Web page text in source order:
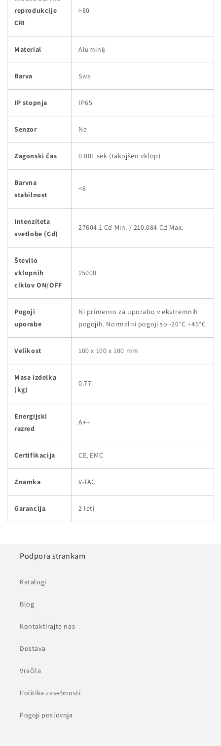
reprodukcije
CRI
>80
Material Aluminij
Barva Siva
IP stopnja IP65
Senzor Ne
Zagonski čas 0.001 sek (takojšen vklop)
Barvna
stabilnost
<6
Intenziteta
svetlobe (Cd)
27604.1 Cd Min. / 210.084 Cd Max.
Število
vklopnih
ciklov ON/OFF
15000
Pogoji
uporabe
Ni primerno za uporabo v ekstremnih
pogojih. Normalni pogoji so -20°C +45°C
Velikost 100 x 100 x 100 mm
Masa izdelka
(kg)
0.77
Energijski
razred
A++
Certifikacija CE, EMC
Znamka V-TAC
Garancija 2 leti
Podpora strankam
Katalogi
Blog
Kontaktirajte nas
Dostava
Vračila
Politika zasebnosti
Pogoji poslovnja